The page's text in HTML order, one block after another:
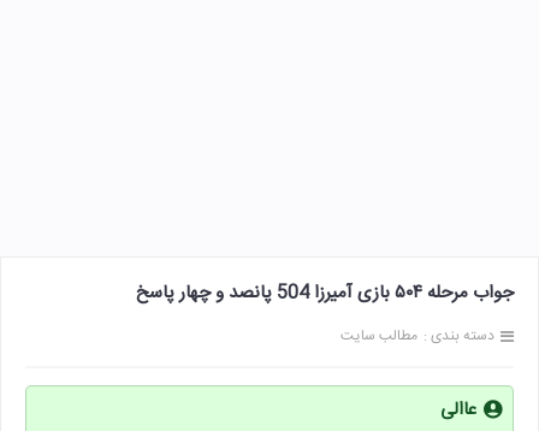
جواب مرحله ۵۰۴ بازی آمیرزا 504 پانصد و چهار پاسخ
دسته بندی : مطالب سایت
عاالی